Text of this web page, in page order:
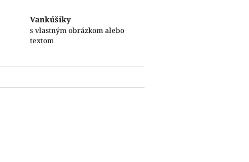
Vankúšiky
s vlastným obrázkom alebo
textom